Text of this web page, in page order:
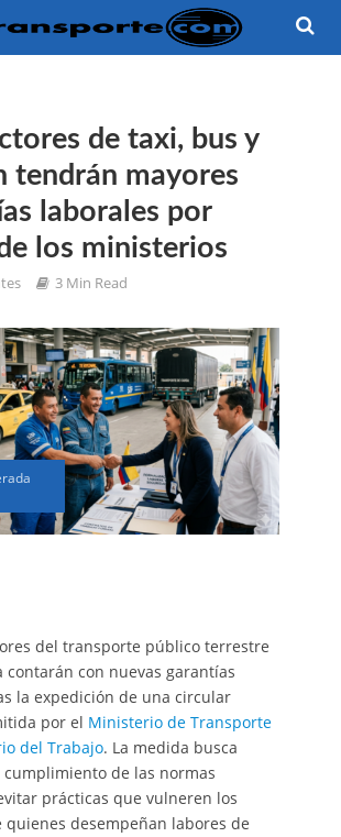
de taxi, bus y
tendrán mayores
laborales por
los ministerios
3 Min Read
del transporte público terrestre
contarán con nuevas garantías
la expedición de una circular
por el Ministerio de Transporte
del Trabajo. La medida busca
de las normas
prácticas que vulneren los
quienes desempeñan labores de